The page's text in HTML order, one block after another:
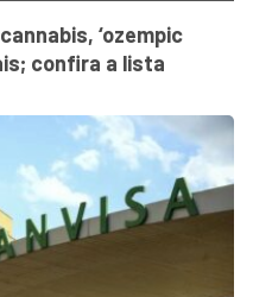
‘ozempic
confira a lista